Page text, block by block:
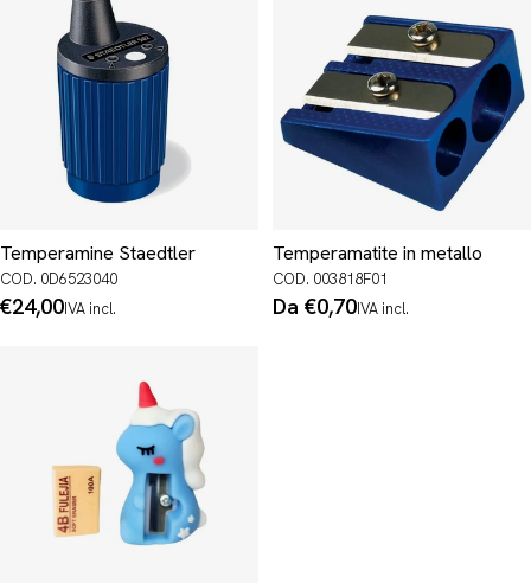
Temperamine Staedtler
COD. 0D6523040
Prezzo
€24,00IVA incl.
Temperamatite in metallo
COD. 003818F01
Prezzo
Da €0,70IVA incl.